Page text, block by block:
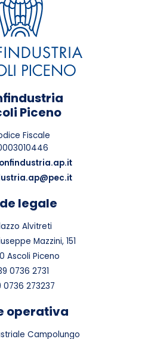
Piceno
Fiscale
legale
Alvitreti
Mazzini, 151
Ascoli Piceno
0736 2731
0736 273237
operativa
Campolungo